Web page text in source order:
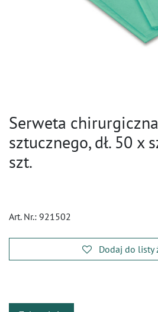
Serweta
sztucznego, dł. 50 x
szt.
Art. Nr.: 921502
Dodaj do listy